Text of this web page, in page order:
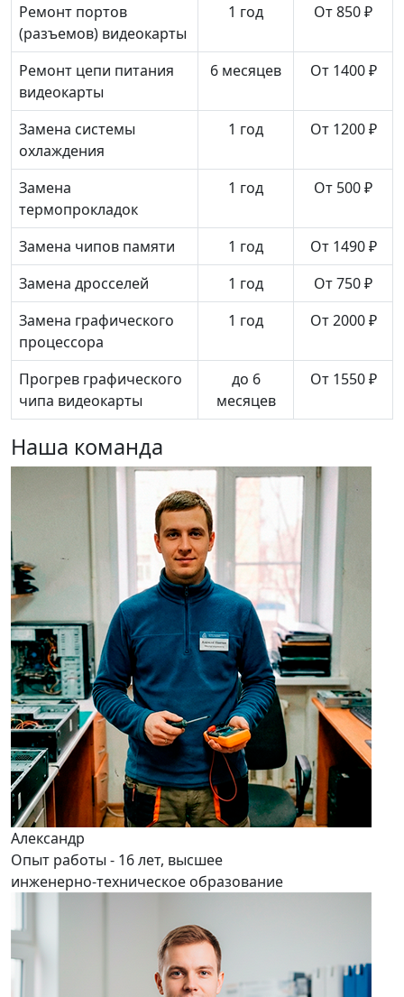
Ремонт портов
(разъемов) видеокарты
1 год От 850 ₽
Ремонт цепи питания
видеокарты
6 месяцев От 1400 ₽
Замена системы
охлаждения
1 год От 1200 ₽
Замена
термопрокладок
1 год От 500 ₽
Замена чипов памяти 1 год
От 1490 ₽
Замена дросселей
1 год
От 750 ₽
Замена графического
процессора
1 год От 2000 ₽
Прогрев графического
чипа видеокарты
до 6
месяцев
От 1550 ₽
Наша команда
Александр
Опыт работы - 16 лет, высшее
инженерно-техническое образование